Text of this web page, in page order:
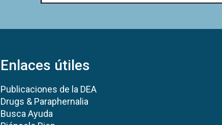
Enlaces útiles
Publicaciones de la DEA
Drugs & Paraphernalia
Busca Ayuda